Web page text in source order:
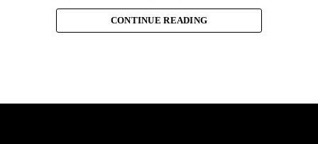
إلى أن المقاومة ضد الاحتلال الإسرائيلي لم تكن يوماً محط
إجماع داخلي، وإن كانت القوى اللبنانية المؤمنة بالصراع ضد
CONTINUE READING